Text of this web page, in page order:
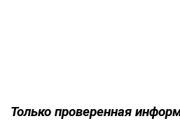
Только проверенная